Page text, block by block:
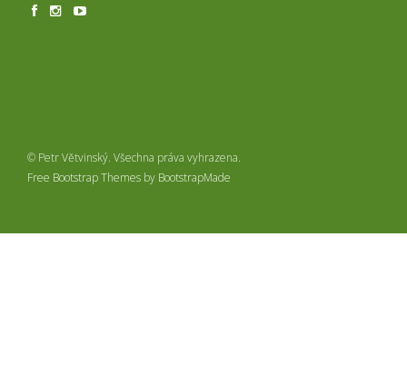
© Petr Větvinský. Všechna práva vyhrazena.
Free Bootstrap Themes by BootstrapMade